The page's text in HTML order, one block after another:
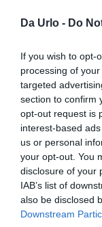
Da Urlo - Do
If you wish to opt-
processing of
targeted
section to confirm
opt-out request is
interest-based
us or personal
your opt-out. You
disclosure of your
IAB’s list of
also be disclosed
Downstream
del visibile”. È
“Codice
Diarkos.
Vota l'articolo!